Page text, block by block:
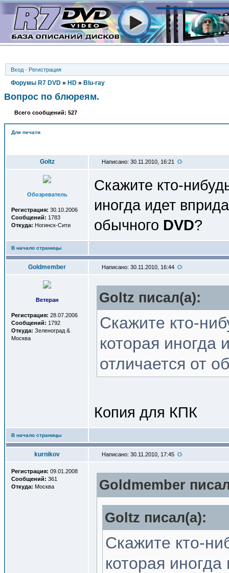
Вход · Регистрация
Форумы R7 DVD » HD » Blu-ray
Вопрос по блюреям.
Всего сообщений: 527
Для печати
Goltz Написано: 30.11.2010, 16:21
Обозреватель
Регистрация: 30.10.2006
Сообщений: 1783
Откуда: Ногинск-Сити
Скажите кто-
иногда идет
обычного DVD?
В начало страницы
Goldmember Написано: 30.11.2010, 16:44
Ветеран
Регистрация: 28.07.2006
Сообщений: 1792
Откуда: Зеленоград &
Москва
Goltz писал(a):
Скажите кто-
которая иногда
отличается от
Копия для КПК
В начало страницы
kurnikov Написано: 30.11.2010, 17:45
Регистрация: 09.01.2008
Сообщений: 361
Откуда: Москва Goldmember
Goltz писал(a):
Скажите кто-
которая